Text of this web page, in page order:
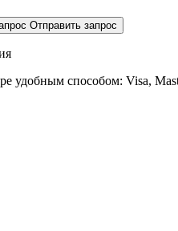
Отправить запрос
удобным способом: Visa,